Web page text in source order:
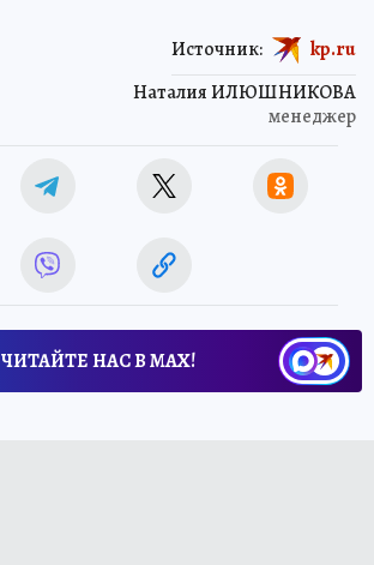
Наталия ИЛЮШНИКОВА
менеджер
Источник: kp.ru
ЧИТАЙТЕ НАС В МАХ!